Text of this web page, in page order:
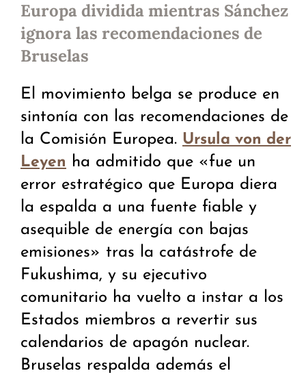
Europa dividida mientras Sánchez
ignora las recomendaciones de
Bruselas
El movimiento belga se produce en
sintonía con las recomendaciones de
la Comisión Europea. Ursula von der
Leyen ha admitido que «fue un
error estratégico que Europa diera
la espalda a una fuente fiable y
asequible de energía con bajas
emisiones» tras la catástrofe de
Fukushima, y su ejecutivo
comunitario ha vuelto a instar a los
Estados miembros a revertir sus
calendarios de apagón nuclear.
Bruselas respalda además el